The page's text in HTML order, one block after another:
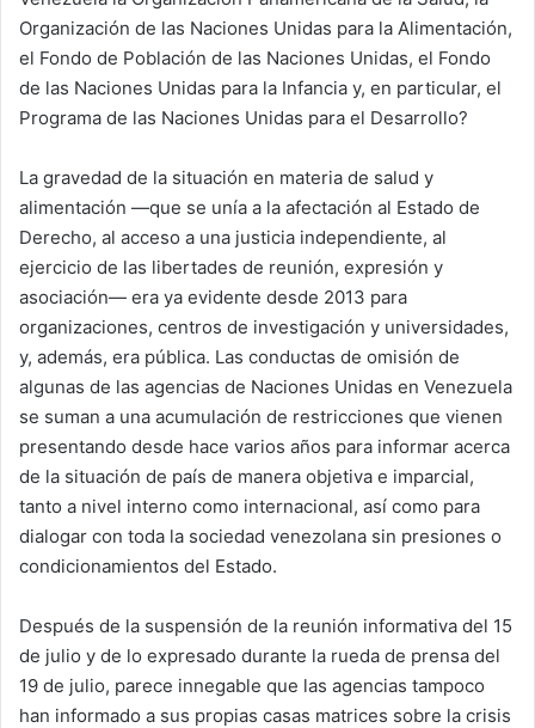
Organización de las Naciones Unidas para la Alimentación,
el Fondo de Población de las Naciones Unidas, el Fondo
de las Naciones Unidas para la Infancia y, en particular, el
Programa de las Naciones Unidas para el Desarrollo?
La gravedad de la situación en materia de salud y
alimentación —que se unía a la afectación al Estado de
Derecho, al acceso a una justicia independiente, al
ejercicio de las libertades de reunión, expresión y
asociación— era ya evidente desde 2013 para
organizaciones, centros de investigación y universidades,
y, además, era pública. Las conductas de omisión de
algunas de las agencias de Naciones Unidas en Venezuela
se suman a una acumulación de restricciones que vienen
presentando desde hace varios años para informar acerca
de la situación de país de manera objetiva e imparcial,
tanto a nivel interno como internacional, así como para
dialogar con toda la sociedad venezolana sin presiones o
condicionamientos del Estado.
Después de la suspensión de la reunión informativa del 15
de julio y de lo expresado durante la rueda de prensa del
19 de julio, parece innegable que las agencias tampoco
han informado a sus propias casas matrices sobre la crisis